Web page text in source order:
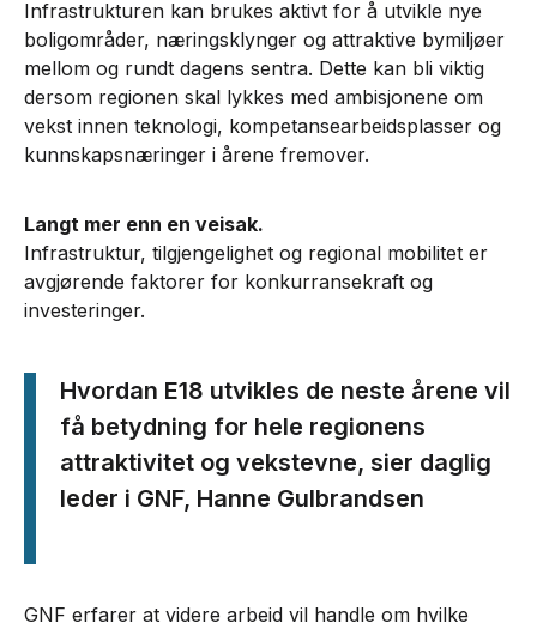
Infrastrukturen kan brukes aktivt for å utvikle nye
boligområder, næringsklynger og attraktive bymiljøer
mellom og rundt dagens sentra. Dette kan bli viktig
dersom regionen skal lykkes med ambisjonene om
vekst innen teknologi, kompetansearbeidsplasser og
kunnskapsnæringer i årene fremover.
Langt mer enn en veisak.
Infrastruktur, tilgjengelighet og regional mobilitet er
avgjørende faktorer for konkurransekraft og
investeringer.
Hvordan E18 utvikles de neste årene vil
få betydning for hele regionens
attraktivitet og vekstevne, sier daglig
leder i GNF, Hanne Gulbrandsen
GNF erfarer at videre arbeid vil handle om hvilke